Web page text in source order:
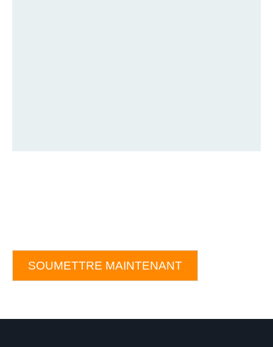
SOUMETTRE MAINTENANT